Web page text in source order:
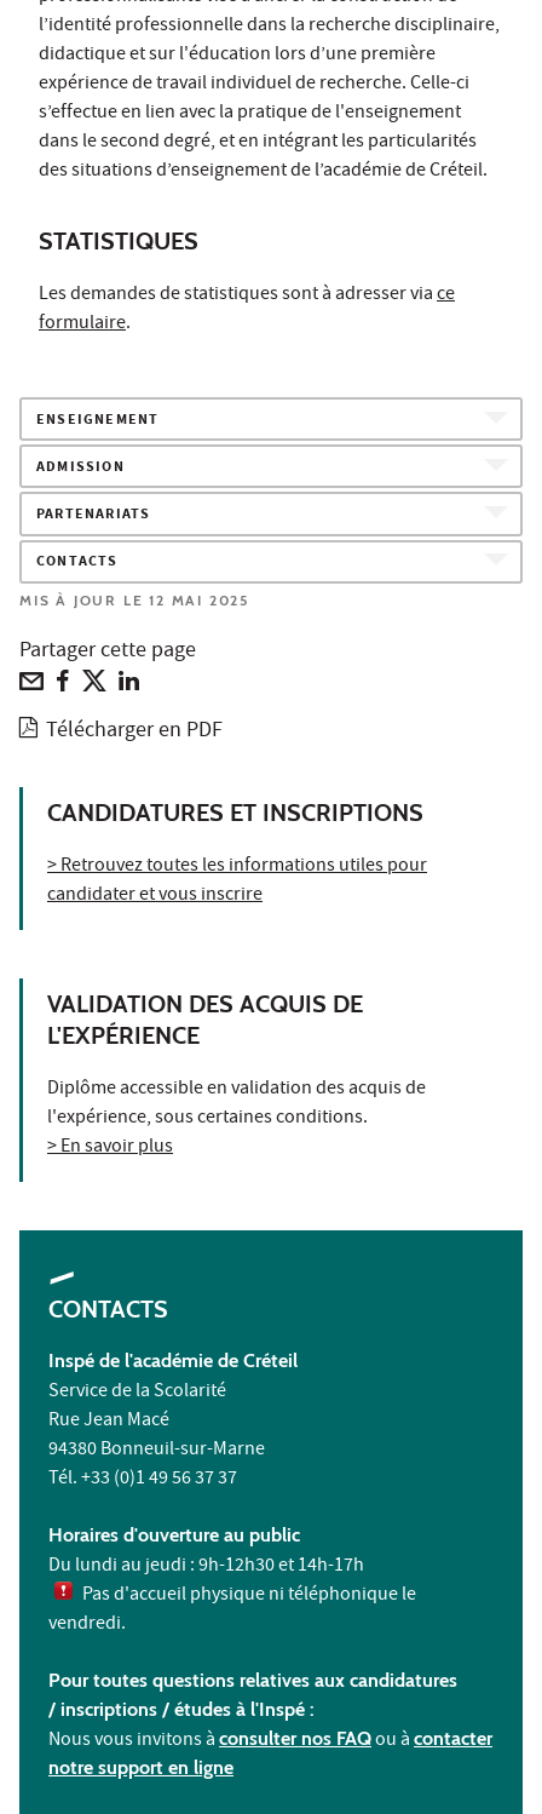
l’identité professionnelle dans la recherche disciplinaire,
didactique et sur l'éducation lors d’une première
expérience de travail individuel de recherche. Celle-ci
s’effectue en lien avec la pratique de l'enseignement
dans le second degré, et en intégrant les particularités
des situations d’enseignement de l’académie de Créteil.
STATISTIQUES
Les demandes de statistiques sont à adresser viace
formulaire.
ENSEIGNEMENT
ADMISSION
PARTENARIATS
CONTACTS
MIS À JOUR LE 12 MAI 2025
Partager cette page
Télécharger en PDF
CANDIDATURES ET INSCRIPTIONS
> Retrouvez toutes les informations utiles pour
candidater et vous inscrire
VALIDATION DES ACQUIS DE
L'EXPÉRIENCE
Diplôme accessible en validation des acquis de
l'expérience, sous certaines conditions.
> En savoir plus
CONTACTS
Inspé de l'académie de Créteil
Service de la Scolarité
Rue Jean Macé
94380 Bonneuil-sur-Marne
Tél. +33 (0)1 49 56 37 37
Horaires d'ouverture au public
Du lundi au jeudi : 9h-12h30 et 14h-17h
Pas d'accueil physique ni téléphonique le
vendredi.
Pour toutes questions relatives aux candidatures
/ inscriptions / études à l'Inspé :
Nous vous invitons à consulter nos FAQou à contacter
notre support en ligne